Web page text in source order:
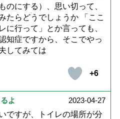
のにする）、思い切って、
たらどうでしょうか 「ここ
に行って」とか言っても、
知症ですから、そこでやっ
してみては
+6
よ
2023-04-27
ですが、トイレの場所が分